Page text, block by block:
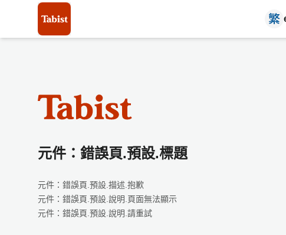
元件：錯誤頁.預設.標題
元件：錯誤頁.預設.描述.抱歉
元件：錯誤頁.預設.說明.頁面無法顯示
元件：錯誤頁.預設.說明.請重試